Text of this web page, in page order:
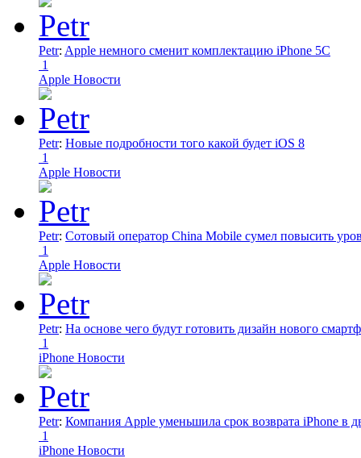
Petr: Apple немного сменит комплектацию iPhone 5C
1
Apple Новости
Petr: Новые подробности того какой будет iOS 8
1
Apple Новости
Petr: Сотовый оператор China Mobile сумел повысить
1
Apple Новости
Petr: На основе чего будут готовить дизайн нового
1
iPhone Новости
Petr: Компания Apple уменьшила срок возврата iPhone в
1
iPhone Новости